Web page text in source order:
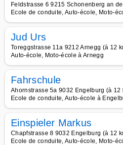
Feldstrasse 6 9215 Schonenberg an
Ecole de conduite, Auto-école, Moto-
Jud Urs
Toreggstrasse 11a 9212 Arnegg (à 12
Auto-école, Moto-école à Arnegg
Fahrschule
Ahornstrasse 5a 9032 Engelburg (à 12
Ecole de conduite, Auto-école à
Einspieler Markus
Chapfstrasse 8 9032 Engelburg (à 12
Ecole de conduite, Auto-école, Moto-